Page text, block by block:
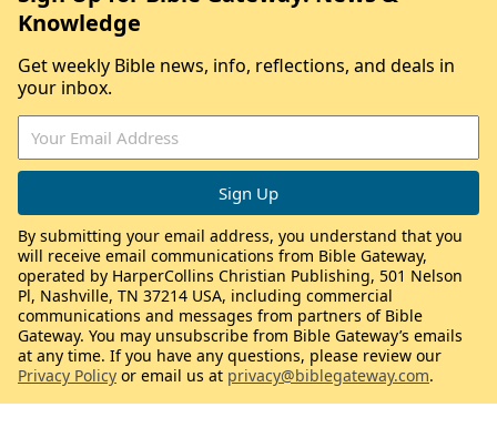
Knowledge
Get weekly Bible news, info, reflections, and deals in
your inbox.
By submitting your email address, you understand that you
will receive email communications from Bible Gateway,
operated by HarperCollins Christian Publishing, 501 Nelson
Pl, Nashville, TN 37214 USA, including commercial
communications and messages from partners of Bible
Gateway. You may unsubscribe from Bible Gateway’s emails
at any time. If you have any questions, please review our
Privacy Policy or email us at privacy@biblegateway.com.